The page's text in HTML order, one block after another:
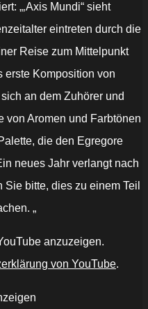
„‚Axis Mundi“ sieht
eintreten durch die
Reise zum Mittelpunkt
erste Komposition von
an dem Zuhörer und
von Aromen und Farbtönen
die den Egregore
neues Jahr verlangt nach
bitte, dies zu einem Teil
„
anzuzeigen.
von YouTube.